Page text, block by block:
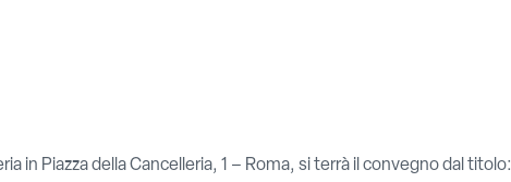
in Piazza della Cancelleria, 1 – Roma, si terrà il convegno dal titolo: